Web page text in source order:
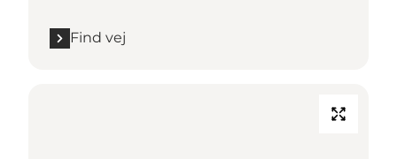
Find vej